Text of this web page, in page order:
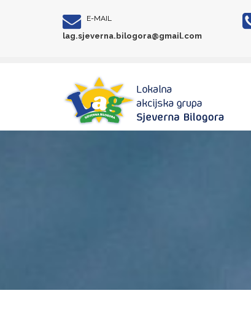
E-MAIL
lag.sjeverna.bilogora@gmail.com